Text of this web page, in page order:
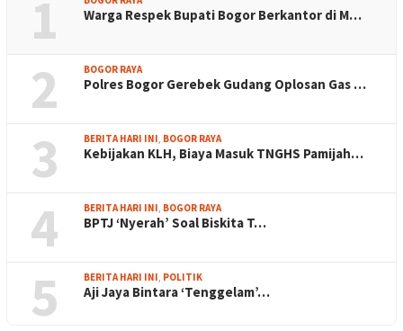
1 Warga Respek Bupati Bogor Berkantor di M…
2 BOGOR RAYA
Polres Bogor Gerebek Gudang Oplosan Gas …
3 BERITA HARI INI, BOGOR RAYA
Kebijakan KLH, Biaya Masuk TNGHS Pamijah…
4 BERITA HARI INI, BOGOR RAYA
BPTJ ‘Nyerah’ Soal Biskita T…
5 BERITA HARI INI, POLITIK
Aji Jaya Bintara ‘Tenggelam’…